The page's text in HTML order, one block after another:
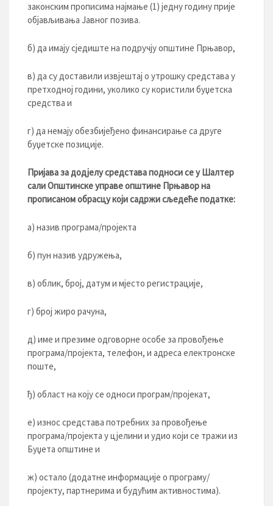
законским прописима најмање (1) једну годину прије
објављивања Јавног позива.
б) да имају сједиште на подручју општине Прњавор,
в) да су доставили извјештај о утрошку средстава у
претходној години, уколико су користили буџетска
средства и
г) да немају обезбијеђено финансирање са друге
буџетске позиције.
Пријава за додјелу средстава подноси се у Шалтер
сали Општинске управе општине Прњавор на
прописаном обрасцу који садржи сљедеће податке:
а) назив програма/пројекта
б) пун назив удружења,
в) облик, број, датум и мјесто регистрације,
г) број жиро рачуна,
д) име и презиме одговорне особе за провођење
програма/пројекта, телефон, и адреса електронске
поште,
ђ) област на коју се односи програм/пројекат,
е) износ средстава потребних за провођење
програма/пројекта у цјелини и удио који се тражи из
Буџета општине и
ж) остало (додатне информације о програму/
пројекту, партнерима и будућим активностима).